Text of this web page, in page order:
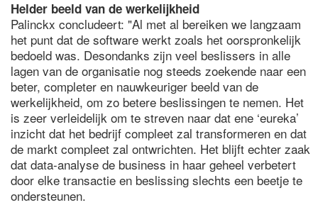
Helder beeld van de werkelijkheid
Palinckx concludeert: "Al met al bereiken we langzaam
het punt dat de software werkt zoals het oorspronkelijk
bedoeld was. Desondanks zijn veel beslissers in alle
lagen van de organisatie nog steeds zoekende naar een
beter, completer en nauwkeuriger beeld van de
werkelijkheid, om zo betere beslissingen te nemen. Het
is zeer verleidelijk om te streven naar dat ene ‘eureka’
inzicht dat het bedrijf compleet zal transformeren en dat
de markt compleet zal ontwrichten. Het blijft echter zaak
dat data-analyse de business in haar geheel verbetert
door elke transactie en beslissing slechts een beetje te
ondersteunen.